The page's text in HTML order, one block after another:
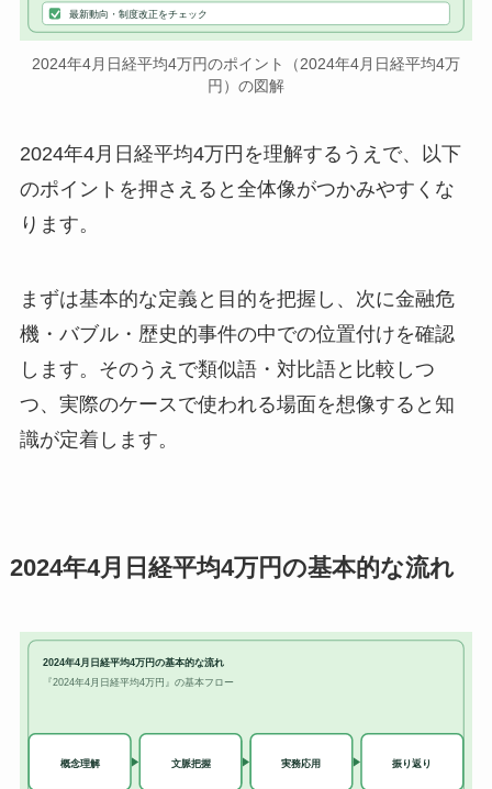
最新動向・制度改正をチェック
2024年4月日経平均4万円のポイント（2024年4月日経平均4万
円）の図解
2024年4月日経平均4万円を理解するうえで、以下
のポイントを押さえると全体像がつかみやすくな
ります。
まずは基本的な定義と目的を把握し、次に金融危
機・バブル・歴史的事件の中での位置付けを確認
します。そのうえで類似語・対比語と比較しつ
つ、実際のケースで使われる場面を想像すると知
識が定着します。
2024年4月日経平均4万円の基本的な流れ
2024年4月日経平均4万円の基本的な流れ
『2024年4月日経平均4万円』の基本フロー
概念理解 文脈把握 実務応用 振り返り